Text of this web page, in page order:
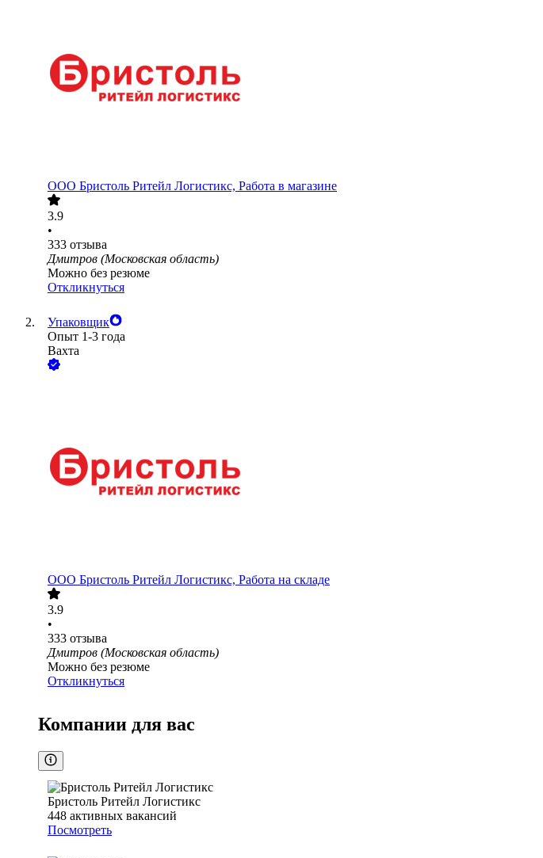
ООО Бристоль Ритейл Логистикс, Работа в магазине
3.9
•
333 отзыва
Дмитров (Московская область)
Можно без резюме
Откликнуться
Упаковщик
Опыт 1-3 года
Вахта
ООО Бристоль Ритейл Логистикс, Работа на складе
3.9
•
333 отзыва
Дмитров (Московская область)
Можно без резюме
Откликнуться
Компании для вас
Бристоль Ритейл Логистикс
448 активных вакансий
Посмотреть